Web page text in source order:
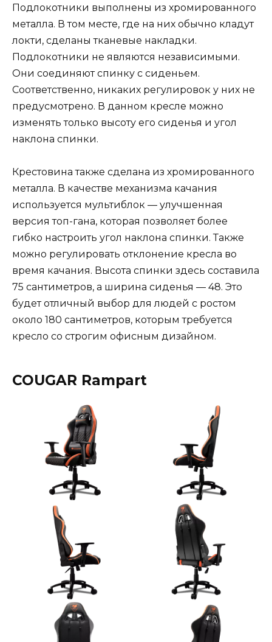
Подлокотники выполнены из хромированного
металла. В том месте, где на них обычно кладут
локти, сделаны тканевые накладки.
Подлокотники не являются независимыми.
Они соединяют спинку с сиденьем.
Соответственно, никаких регулировок у них не
предусмотрено. В данном кресле можно
изменять только высоту его сиденья и угол
наклона спинки.
Крестовина также сделана из хромированного
металла. В качестве механизма качания
используется мультиблок — улучшенная
версия топ-гана, которая позволяет более
гибко настроить угол наклона спинки. Также
можно регулировать отклонение кресла во
время качания. Высота спинки здесь составила
75 сантиметров, а ширина сиденья — 48. Это
будет отличный выбор для людей с ростом
около 180 сантиметров, которым требуется
кресло со строгим офисным дизайном.
COUGAR Rampart